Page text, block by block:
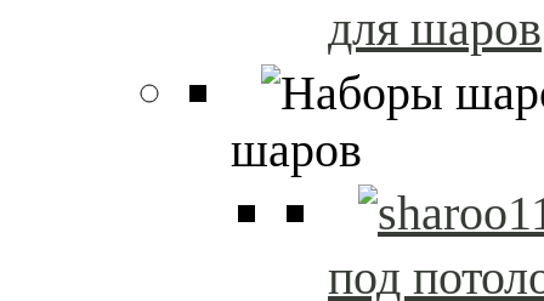
для шаров
шаров
под